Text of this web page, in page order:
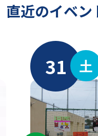
直近のイベン
31 土